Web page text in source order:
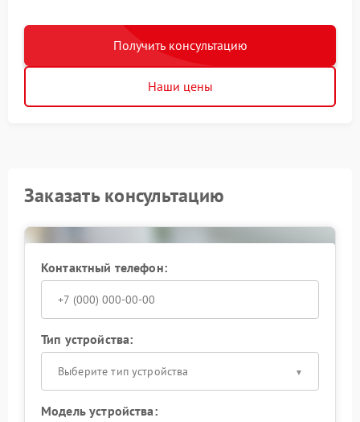
Получить консультацию
Наши цены
Заказать консультацию
Контактный телефон:
Тип устройства:
Выберите тип устройства
Модель устройства: